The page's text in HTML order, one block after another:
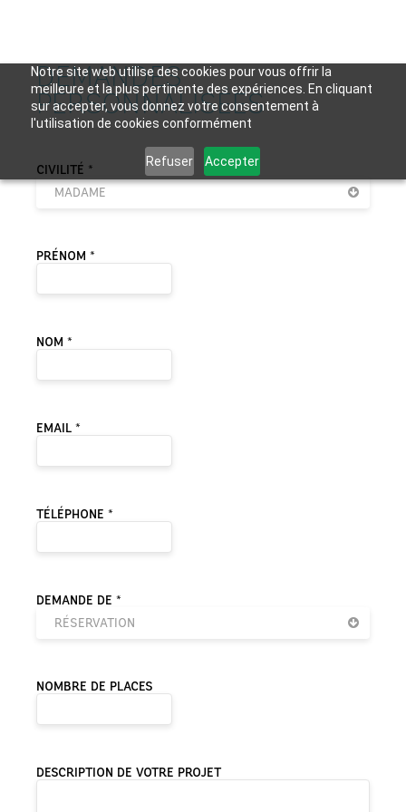
Notre site web utilise des cookies pour vous offrir la
meilleure et la plus pertinente des expériences. En cliquant
sur accepter, vous donnez votre consentement à
l'utilisation de cookies conformément
Refuser Accepter
DEMANDES
PERSONNALISÉES
VEUILLEZ LAISSER CE CHAMP VIDE.
CIVILITÉ *
MADAME
PRÉNOM *
NOM *
EMAIL *
TÉLÉPHONE *
DEMANDE DE *
RÉSERVATION
NOMBRE DE PLACES
DESCRIPTION DE VOTRE PROJET